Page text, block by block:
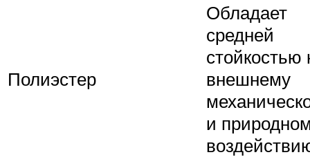
Полиэстер
Обладает
средней
стойкостью
внешнему
и